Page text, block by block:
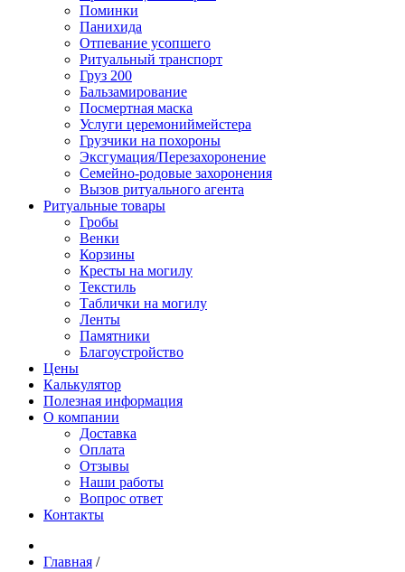
Поминки
Панихида
Отпевание усопшего
Ритуальный транспорт
Груз 200
Бальзамирование
Посмертная маска
Услуги церемониймейстера
Грузчики на похороны
Эксгумация/Перезахоронение
Семейно-родовые захоронения
Вызов ритуального агента
Ритуальные товары
Гробы
Венки
Корзины
Кресты на могилу
Текстиль
Таблички на могилу
Ленты
Памятники
Благоустройство
Цены
Калькулятор
Полезная информация
О компании
Доставка
Оплата
Отзывы
Наши работы
Вопрос ответ
Контакты
Главная /